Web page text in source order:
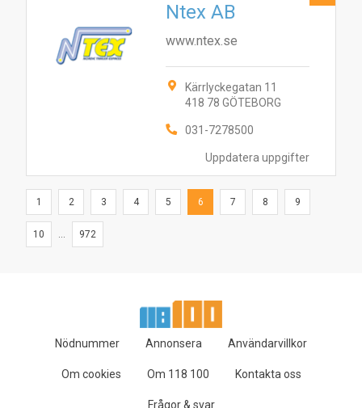
Uppdatera uppgifter
Ntex AB
www.ntex.se
Kärrlyckegatan 11
418 78 GÖTEBORG
031-7278500
1 2 3 4 5 6 7 8 9
10 ... 972
Nödnummer Annonsera Användarvillkor
Om cookies Om 118 100 Kontakta oss
Frågor & svar